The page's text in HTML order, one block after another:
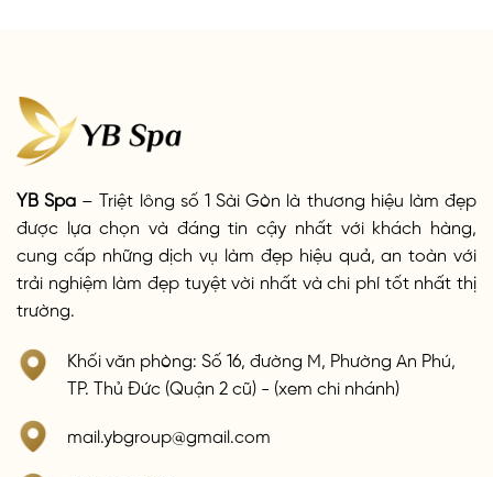
YB Spa – Triệt lông số 1 Sài Gòn là thương hiệu làm đẹp
được lựa chọn và đáng tin cậy nhất với khách hàng,
cung cấp những dịch vụ làm đẹp hiệu quả, an toàn với
trải nghiệm làm đẹp tuyệt vời nhất và chi phí tốt nhất thị
trường.
Khối văn phòng: Số 16, đường M, Phường An Phú,
TP. Thủ Đức (Quận 2 cũ) - (xem chi nhánh)
mail.ybgroup@gmail.com